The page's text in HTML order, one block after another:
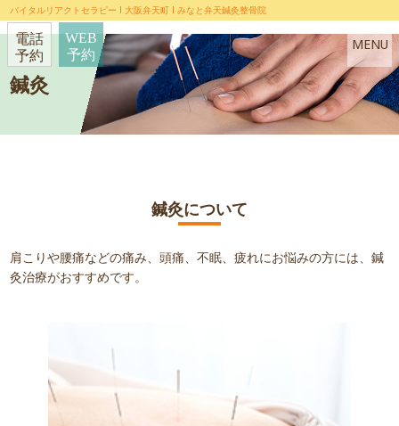
バイタルリアクトセラピー l 大阪弁天町 l みなと弁天鍼灸整骨院
鍼灸
鍼灸について
肩こりや腰痛などの痛み、頭痛、不眠、疲れにお悩みの方には、鍼
灸治療がおすすめです。
MENU
HOME
当院について
お知らせ
ブログ よくある質問
バイタルリアクトセラピー 鍼灸について
電話
予約
WEB
予約